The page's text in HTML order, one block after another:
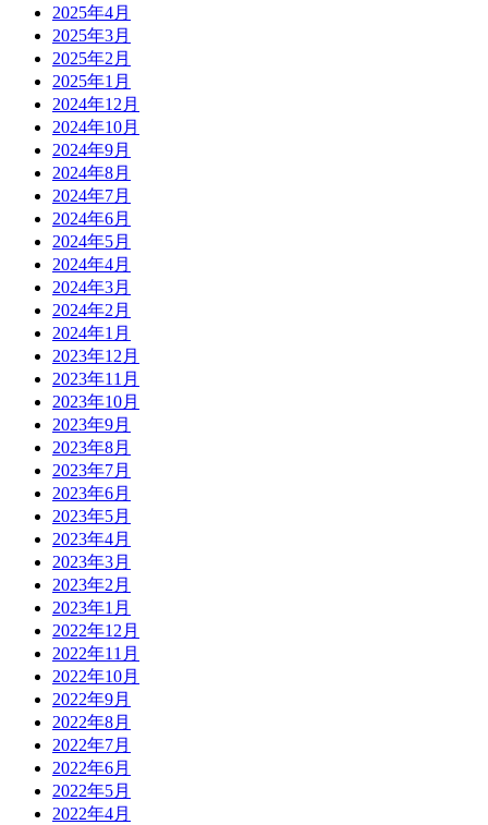
2025年4月
2025年3月
2025年2月
2025年1月
2024年12月
2024年10月
2024年9月
2024年8月
2024年7月
2024年6月
2024年5月
2024年4月
2024年3月
2024年2月
2024年1月
2023年12月
2023年11月
2023年10月
2023年9月
2023年8月
2023年7月
2023年6月
2023年5月
2023年4月
2023年3月
2023年2月
2023年1月
2022年12月
2022年11月
2022年10月
2022年9月
2022年8月
2022年7月
2022年6月
2022年5月
2022年4月